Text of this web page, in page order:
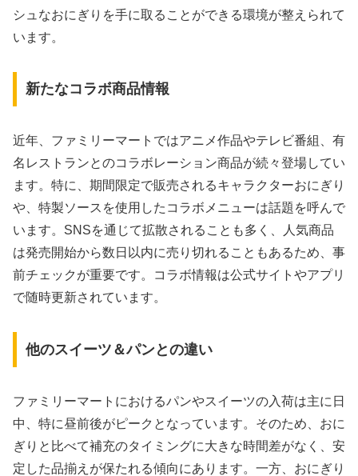
シュなおにぎりを手に取ることができる環境が整えられて
います。
新たなコラボ商品情報
近年、ファミリーマートではアニメ作品やテレビ番組、有
名レストランとのコラボレーション商品が続々登場してい
ます。特に、期間限定で販売されるキャラクターおにぎり
や、特製ソースを使用したコラボメニューは話題を呼んで
います。SNSを通じて拡散されることも多く、人気商品
は発売開始から数日以内に売り切れることもあるため、事
前チェックが重要です。コラボ情報は公式サイトやアプリ
で随時更新されています。
他のスイーツ＆パンとの違い
ファミリーマートにおけるパンやスイーツの入荷は主に日
中、特に昼前後がピークとなっています。そのため、おに
ぎりと比べて補充のタイミングに大きな時間差がなく、安
定した品揃えが保たれる傾向にあります。一方、おにぎり